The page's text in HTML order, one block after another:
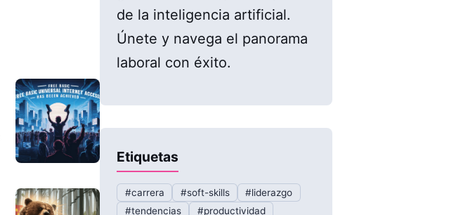
de la inteligencia artificial.
Únete y navega el panorama
laboral con éxito.
Etiquetas
#carrera #soft-skills
#liderazgo
#tendencias
#productividad